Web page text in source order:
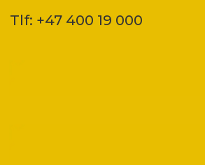
Tlf: +47 400 19 000